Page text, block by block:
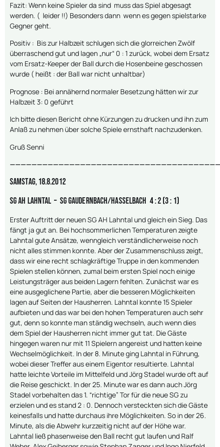
Fazit: Wenn keine Spieler da sind muss das Spiel abgesagt
werden. ( leider !!) Besonders dann wenn es gegen spielstarke
Gegner geht.
Positiv : Bis zur Halbzeit schlugen sich die glorreichen Zwölf
überraschend gut und lagen „nur“ 0 : 1 zurück, wobei dem Ersatz
vom Ersatz-Keeper der Ball durch die Hosenbeine geschossen
wurde ( heißt : der Ball war nicht unhaltbar)
Prognose : Bei annähernd normaler Besetzung hätten wir zur
Halbzeit 3: 0 geführt
Ich bitte diesen Bericht ohne Kürzungen zu drucken und ihn zum
Anlaß zu nehmen über solche Spiele ernsthaft nachzudenken.
Gruß Senni
Samstag, 18.8.2012
SG AH Lahntal – SG Gaudernbach/Hasselbach 4 : 2 (3 : 1)
Erster Auftritt der neuen SG AH Lahntal und gleich ein Sieg. Das
fängt ja gut an. Bei hochsommerlichen Temperaturen zeigte
Lahntal gute Ansätze, wenngleich verständlicherweise noch
nicht alles stimmen konnte. Aber der Zusammenschluss zeigt,
dass wir eine recht schlagkräftige Truppe in den kommenden
Spielen stellen können, zumal beim ersten Spiel noch einige
Leistungsträger aus beiden Lagern fehlten. Zunächst war es
eine ausgeglichene Partie, aber die besseren Möglichkeiten
lagen auf Seiten der Hausherren. Lahntal konnte 15 Spieler
aufbieten und das war bei den hohen Temperaturen auch sehr
gut, denn so konnte man ständig wechseln, auch wenn dies
dem Spiel der Hausherren nicht immer gut tat. Die Gäste
hingegen waren nur mit 11 Spielern angereist und hatten keine
Wechselmöglichkeit. In der 8. Minute ging Lahntal in Führung,
wobei dieser Treffer aus einem Eigentor resultierte. Lahntal
hatte leichte Vorteile im Mittelfeld und Jörg Stadel wurde oft auf
die Reise geschickt. In der 25. Minute war es dann auch Jörg
Stadel vorbehalten das 1. “richtige” Tor für die neue SG zu
erzielen und es stand 2 : 0. Dennoch versteckten sich die Gäste
keinesfalls und hatte durchaus ihre Möglichkeiten. So in der 26.
Minute, als die Abwehr kurzzeitig nicht auf der Höhe war.
Lahntal ließ phasenweise den Ball recht gut laufen und Ralf